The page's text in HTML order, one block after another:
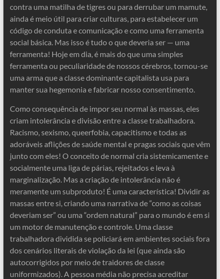
contra uma matilha de tigres ou para derrubar um mamute,
ainda é meio útil para criar culturas, para estabelecer um
código de conduta e comunicação e como uma ferramenta
social básica. Mas isso é tudo o que deveria ser — uma
ferramenta! Hoje em dia, é mais do que uma simples
ferramenta ou peculiaridade de nossos cérebros, tornou-se
uma arma que a classe dominante capitalista usa para
manter sua hegemonia e fabricar nosso consentimento.
Como consequência de impor seu normal às massas, eles
criam intolerância e divisão entre a classe trabalhadora.
Racismo, sexismo, queerfobia, capacitismo e todas as
adoráveis ​​aflições de saúde mental e pragas sociais que vêm
junto com eles! O conceito de normal cria sistemicamente e
socialmente uma liga de párias, rejeitados e leva à
marginalização. Mas a criação de intolerância não é
meramente um subproduto! É uma característica! Dividir as
massas entre si, criando uma narrativa de “como as coisas
deveriam ser” ou uma “ordem natural” para o mundo é em si
um motor de manutenção e controle. Uma classe
trabalhadora dividida se policiará em ambientes sociais fora
dos cenários literais de violação da lei (que ainda são
autocorrigidos por meio de traidores de classe
uniformizados). A pessoa média não precisa acreditar